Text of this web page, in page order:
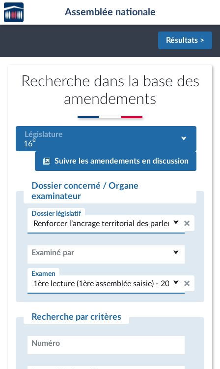
Aller au contenu
Aller en bas de la page
Accèder
à la
page
Assemblée nationale
Résultats >
Recherche dans la base des
amendements
Législature
16e
Suivre les amendements en discussion
Dossier concerné / Organe
examinateur
Dossier législatif
Examiné par
Examen
Recherche par critères
Numéro